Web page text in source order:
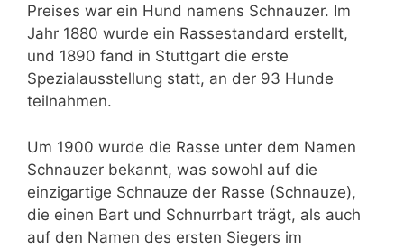
Preises war ein Hund namens Schnauzer. Im
Jahr 1880 wurde ein Rassestandard erstellt,
und 1890 fand in Stuttgart die erste
Spezialausstellung statt, an der 93 Hunde
teilnahmen.
Um 1900 wurde die Rasse unter dem Namen
Schnauzer bekannt, was sowohl auf die
einzigartige Schnauze der Rasse (Schnauze),
die einen Bart und Schnurrbart trägt, als auch
auf den Namen des ersten Siegers im